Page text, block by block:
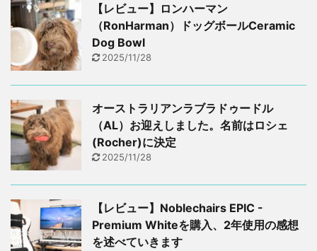
【レビュー】ロンハーマン
（RonHarman）ドッグボールCeramic
Dog Bowl
2025/11/28
オーストラリアンラブラドゥードル
（AL）お迎えしました。名前はロシェ
(Rocher)に決定
2025/11/28
【レビュー】Noblechairs EPIC -
Premium Whiteを購入、2年使用の感想
を述べていきます